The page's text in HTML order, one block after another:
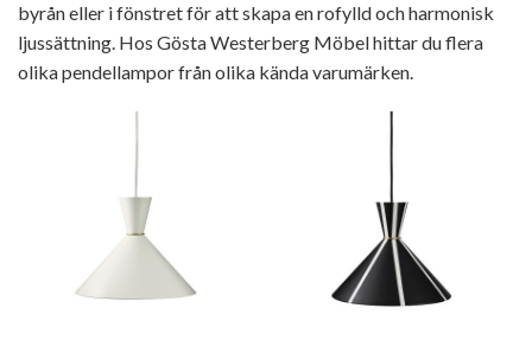
byrån eller i fönstret för att skapa en rofylld och harmonisk
ljussättning. Hos Gösta Westerberg Möbel hittar du flera
olika pendellampor från olika kända varumärken.